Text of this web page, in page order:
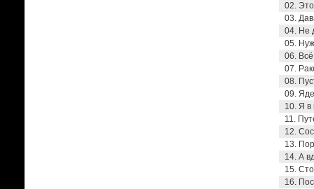
02.
03.
04. Не
05.
06.
07.
08.
09.
10. Я в
11.
12.
13.
14. А
15.
16.